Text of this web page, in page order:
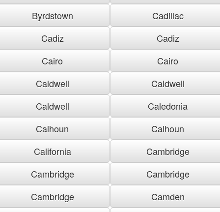
Byrdstown
Cadillac
Cadiz
Cadiz
Cairo
Cairo
Caldwell
Caldwell
Caldwell
Caledonia
Calhoun
Calhoun
California
Cambridge
Cambridge
Cambridge
Cambridge
Camden